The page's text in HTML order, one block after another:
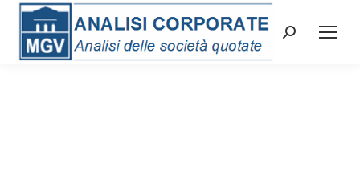
Cerca: